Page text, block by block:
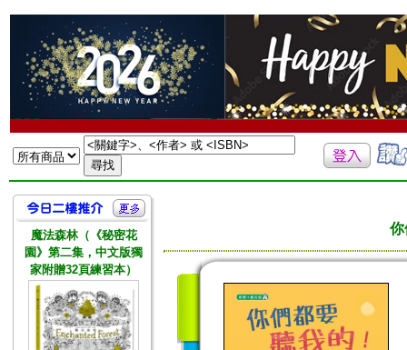
魔法森林（《秘密花
園》第二集，中文版獨
家附贈32頁練習本）
你